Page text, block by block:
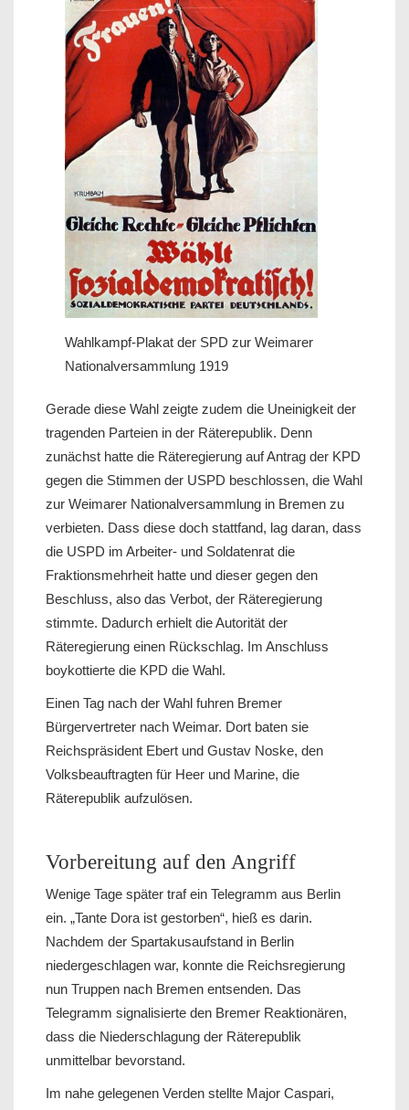
Wahlkampf-Plakat der SPD zur Weimarer
Nationalversammlung 1919
Gerade diese Wahl zeigte zudem die Uneinigkeit der
tragenden Parteien in der Räterepublik. Denn
zunächst hatte die Räteregierung auf Antrag der KPD
gegen die Stimmen der USPD beschlossen, die Wahl
zur Weimarer Nationalversammlung in Bremen zu
verbieten. Dass diese doch stattfand, lag daran, dass
die USPD im Arbeiter- und Soldatenrat die
Fraktionsmehrheit hatte und dieser gegen den
Beschluss, also das Verbot, der Räteregierung
stimmte. Dadurch erhielt die Autorität der
Räteregierung einen Rückschlag. Im Anschluss
boykottierte die KPD die Wahl.
Einen Tag nach der Wahl fuhren Bremer
Bürgervertreter nach Weimar. Dort baten sie
Reichspräsident Ebert und Gustav Noske, den
Volksbeauftragten für Heer und Marine, die
Räterepublik aufzulösen.
Vorbereitung auf den Angriff
Wenige Tage später traf ein Telegramm aus Berlin
ein. „Tante Dora ist gestorben“, hieß es darin.
Nachdem der Spartakusaufstand in Berlin
niedergeschlagen war, konnte die Reichsregierung
nun Truppen nach Bremen entsenden. Das
Telegramm signalisierte den Bremer Reaktionären,
dass die Niederschlagung der Räterepublik
unmittelbar bevorstand.
Im nahe gelegenen Verden stellte Major Caspari,